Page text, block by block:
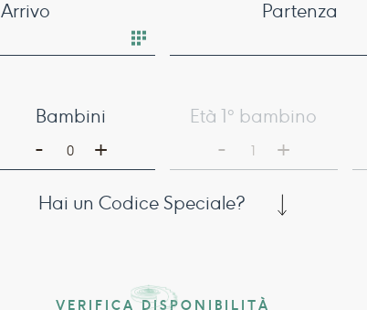
Arrivo Partenza
Bambini
0
- +
Età 1° bambino
1
- +
Hai un Codice Speciale?